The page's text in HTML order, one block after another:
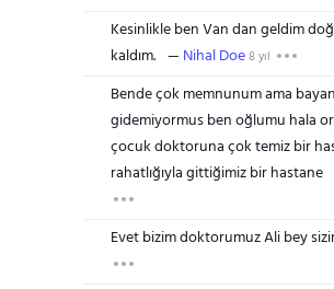
Kesinlikle ben Van dan geldim
kaldım.
Nihal Doe8 yıl
Bende çok memnunum ama
gidemiyormus ben oğlumu hala
çocuk doktoruna çok temiz bir
rahatlığıyla gittiğimiz bir hastane
Evet bizim doktorumuz Ali bey